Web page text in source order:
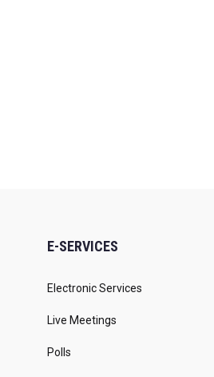
E-SERVICES
Electronic Services
Live Meetings
Polls